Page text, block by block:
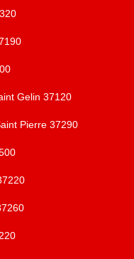
Gelin 37120
Pierre 37290